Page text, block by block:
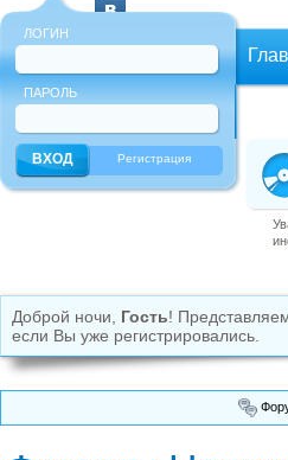
ЛОГИН
ПАРОЛЬ
Регистрация
Доброй ночи, Гость!
если Вы уже регистрировались.